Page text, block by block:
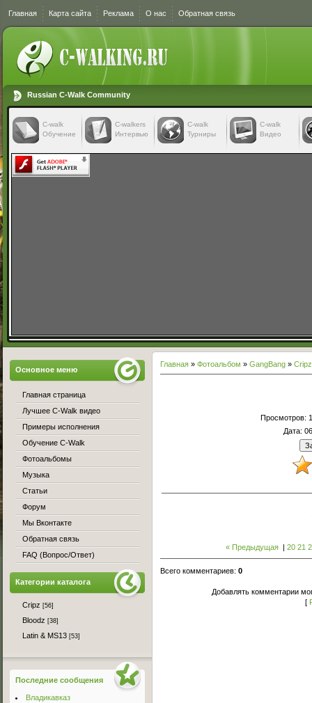
Главная Карта сайта Реклама О нас Обратная связь
Russian C-Walk Community
C-walk
Обучение
C-walkers
Интервью
С-walk
Турниры
С-walk
Видео
Главная » Фотоальбом » GangBang » Cripz
Просмотров:
Дата:
« Предыдущая |20 21
Всего комментариев: 0
Добавлять комментарии
[
Основное меню
Главная страница
Лучшее C-Walk видео
Примеры исполнения
Обучение C-Walk
Фотоальбомы
Музыка
Статьи
Форум
Мы Вконтакте
Обратная связь
FAQ (Вопрос/Ответ)
Категории каталога
Cripz [56]
Bloodz [38]
Latin & MS13 [53]
Последние сообщения
Владикавказ